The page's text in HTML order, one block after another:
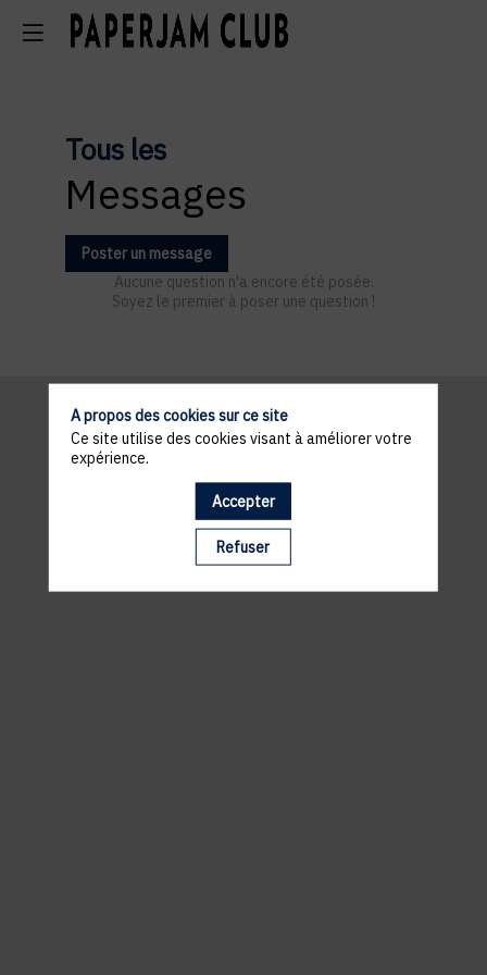
Tous les
Messages
Poster un message
Aucune question n'a encore été posée.
Soyez le premier à poser une question !
19, Avenue de la Liberté
Grande salle de Conference
A propos des cookies sur ce site
Ce site utilise des cookies visant à améliorer votre
expérience.
Accepter
Refuser